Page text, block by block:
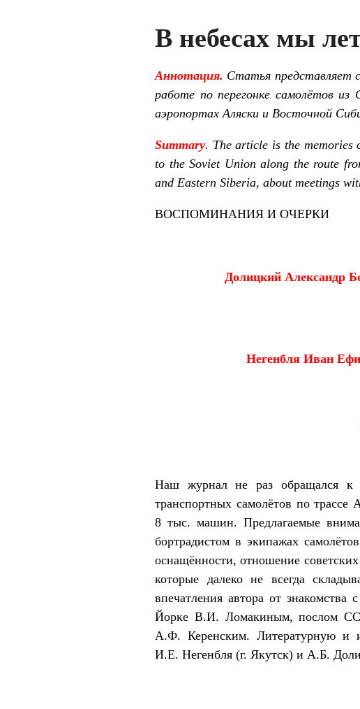
В небесах мы
Аннотация. Статья представляет
работе по перегонке самолётов
аэропортах Аляски и Восточной
Summary. The article is the
to the Soviet Union along the route
and Eastern Siberia, about meetings
ВОСПОМИНАНИЯ И ОЧЕРКИ
Долицкий Александр
Негенбля Иван
Наш журнал не раз обращался
транспортных самолётов по
8 тыс. машин. Предлагаемые
бортрадистом в экипажах
оснащённости, отношение
которые далеко не всегда
впечатления автора от
Йорке В.И. Ломакиным, послом
А.Ф. Керенским. Литературную и
И.Е. Негенбля (г. Якутск) и А.Б.